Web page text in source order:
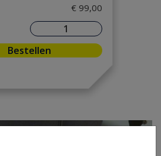
(86)
(68)
€ 99,00
Bestellen